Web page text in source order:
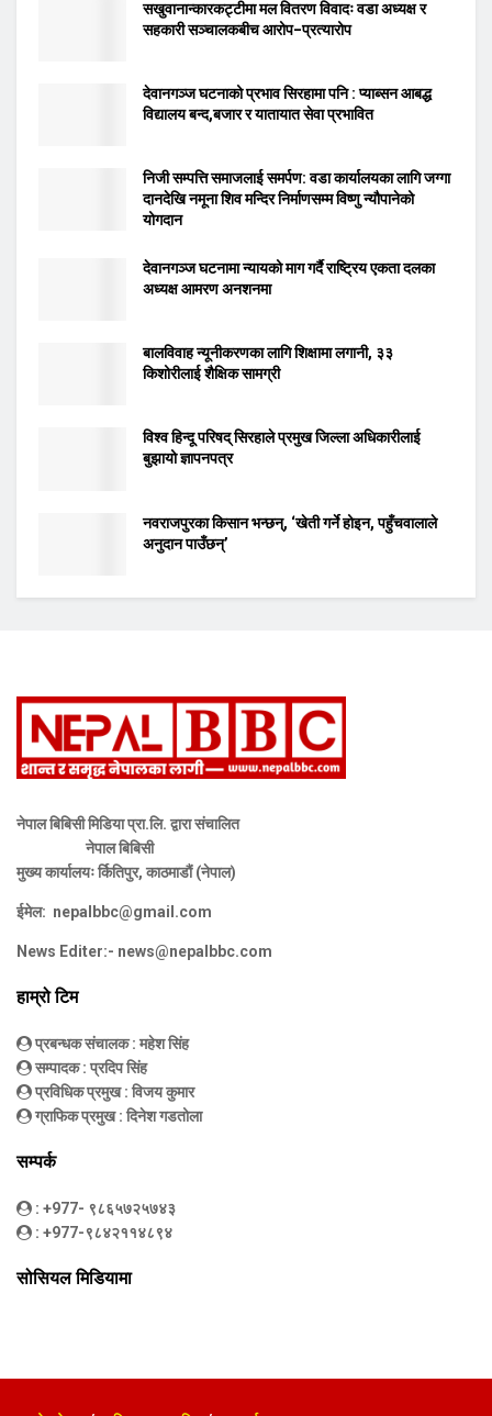
सखुवानान्कारकट्टीमा मल वितरण विवादः वडा अध्यक्ष र
सहकारी सञ्चालकबीच आरोप–प्रत्यारोप
देवानगञ्ज घटनाको प्रभाव सिरहामा पनि : प्याब्सन आबद्ध
विद्यालय बन्द,बजार र यातायात सेवा प्रभावित
निजी सम्पत्ति समाजलाई समर्पण: वडा कार्यालयका लागि जग्गा
दानदेखि नमूना शिव मन्दिर निर्माणसम्म विष्णु न्यौपानेको
योगदान
देवानगञ्ज घटनामा न्यायको माग गर्दै राष्ट्रिय एकता दलका
अध्यक्ष आमरण अनशनमा
बालविवाह न्यूनीकरणका लागि शिक्षामा लगानी, ३३
किशोरीलाई शैक्षिक सामग्री
विश्व हिन्दू परिषद् सिरहाले प्रमुख जिल्ला अधिकारीलाई
बुझायो ज्ञापनपत्र
नवराजपुरका किसान भन्छन्, ‘खेती गर्ने होइन, पहुँचवालाले
अनुदान पाउँछन्’
नेपाल बिबिसी मिडिया प्रा.लि. द्वारा संचालित
नेपाल बिबिसी
मुख्य कार्यालयः र्कितिपुर, काठमाडौं (नेपाल)
ईमेल: nepalbbc@gmail.com
News Editer:- news@nepalbbc.com
हाम्रो टिम
प्रबन्धक संचालक: महेश सिंह
सम्पादक: प्रदिप सिंह
प्रविधिक प्रमुख: विजय कुमार
ग्राफिक प्रमुख: दिनेश गडतोला
सम्पर्क
: +977- ९८६५७२५७४३
: +977-९८४२११४८९४
सोसियल मिडियामा